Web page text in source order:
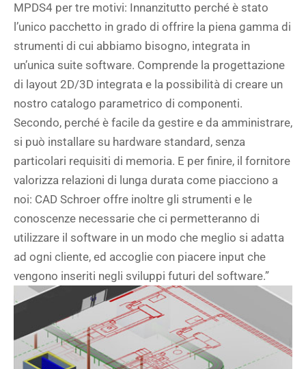
MPDS4 per tre motivi: Innanzitutto perché è stato
l’unico pacchetto in grado di offrire la piena gamma di
strumenti di cui abbiamo bisogno, integrata in
un’unica suite software. Comprende la progettazione
di layout 2D/3D integrata e la possibilità di creare un
nostro catalogo parametrico di componenti.
Secondo, perché è facile da gestire e da amministrare,
si può installare su hardware standard, senza
particolari requisiti di memoria. E per finire, il fornitore
valorizza relazioni di lunga durata come piacciono a
noi: CAD Schroer offre inoltre gli strumenti e le
conoscenze necessarie che ci permetteranno di
utilizzare il software in un modo che meglio si adatta
ad ogni cliente, ed accoglie con piacere input che
vengono inseriti negli sviluppi futuri del software.”